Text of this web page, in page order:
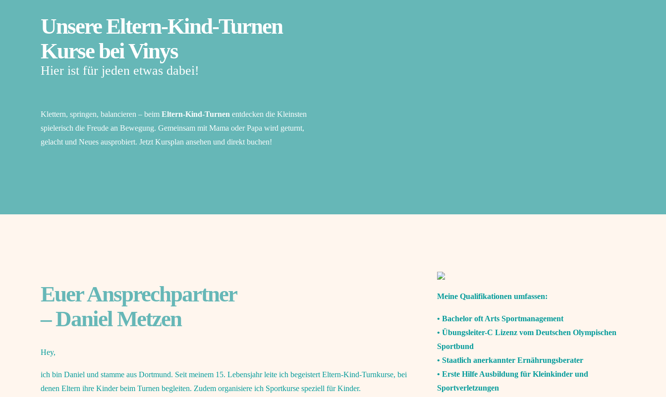
Unsere Eltern-Kind-Turnen
Kurse bei Vinys
Hier ist für jeden etwas dabei!
Klettern, springen, balancieren – beim Eltern-Kind-Turnen entdecken die Kleinsten
spielerisch die Freude an Bewegung. Gemeinsam mit Mama oder Papa wird geturnt,
gelacht und Neues ausprobiert. Jetzt Kursplan ansehen und direkt buchen!
Euer Ansprechpartner
– Daniel Metzen
Hey,
ich bin Daniel und stamme aus Dortmund. Seit meinem 15. Lebensjahr leite ich begeistert Eltern-Kind-Turnkurse, bei
denen Eltern ihre Kinder beim Turnen begleiten. Zudem organisiere ich Sportkurse speziell für Kinder.
Meine Qualifikationen umfassen:
• Bachelor oft Arts Sportmanagement
• Übungsleiter-C Lizenz vom Deutschen Olympischen
Sportbund
• Staatlich anerkannter Ernährungsberater
• Erste Hilfe Ausbildung für Kleinkinder und
Sportverletzungen